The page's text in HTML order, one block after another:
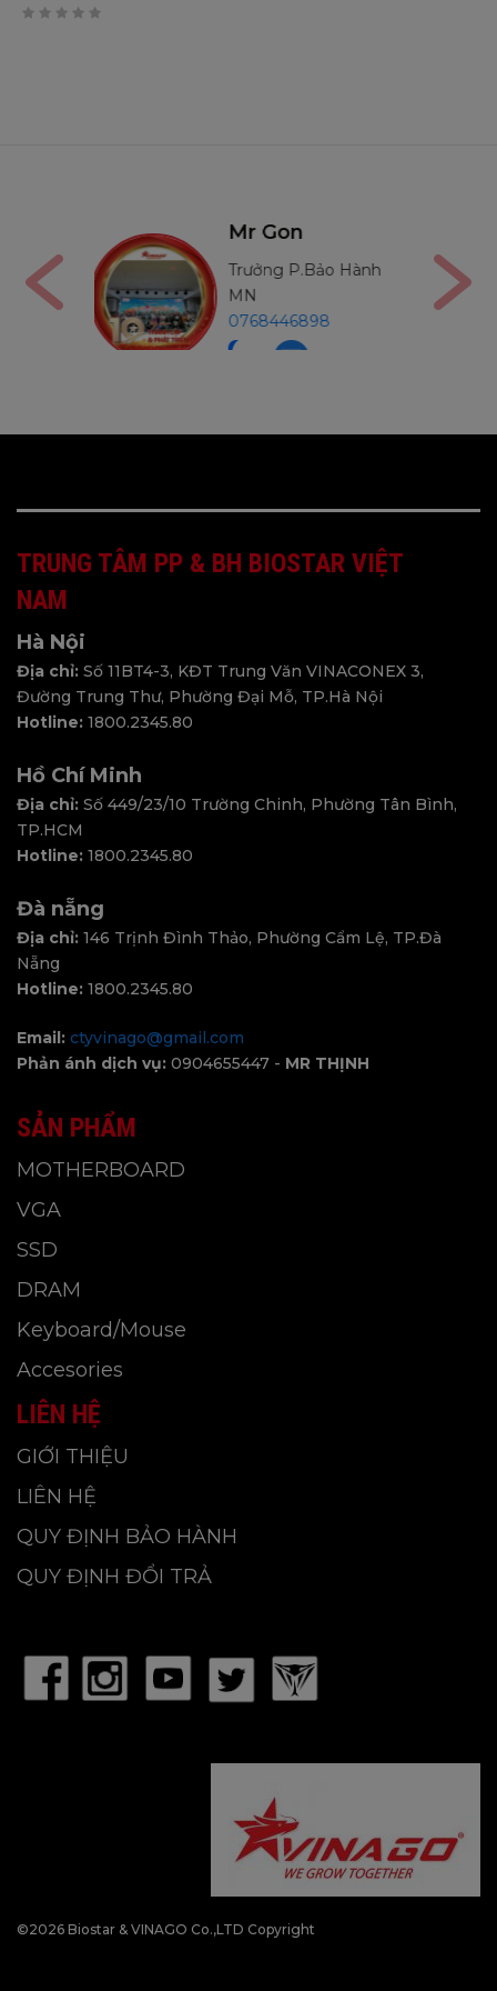
Hành
Mr Thường
Trưởng P.Bảo Hành
MB
0971234540
TRUNG TÂM PP & BH BIOSTAR VIỆT
NAM
Hà Nội
Địa chỉ: Số 11BT4-3, KĐT Trung Văn VINACONEX 3,
Đường Trung Thư, Phường Đại Mỗ, TP.Hà Nội
Hotline: 1800.2345.80
Hồ Chí Minh
Địa chỉ: Số 449/23/10 Trường Chinh, Phường Tân Bình,
TP.HCM
Hotline: 1800.2345.80
Đà nẵng
Địa chỉ: 146 Trịnh Đình Thảo, Phường Cẩm Lệ, TP.Đà
Nẵng
Hotline: 1800.2345.80
Email: ctyvinago@gmail.com
Phản ánh dịch vụ: 0904655447 - MR THỊNH
SẢN PHẨM
MOTHERBOARD
VGA
SSD
DRAM
Keyboard/Mouse
Accesories
LIÊN HỆ
GIỚI THIỆU
LIÊN HỆ
QUY ĐỊNH BẢO HÀNH
QUY ĐỊNH ĐỔI TRẢ
©2026 Biostar & VINAGO Co.,LTD Copyright